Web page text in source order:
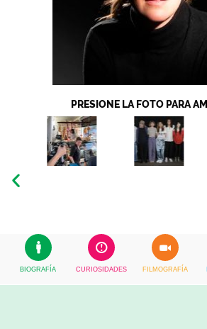
PRESIONE LA FOTO PARA
BIOGRAFÍA CURIOSIDADES FILMOGRAFÍA